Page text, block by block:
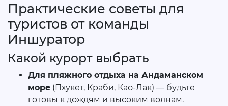
Практические советы для
туристов от команды
Иншуратор
Какой курорт выбрать
Для пляжного отдыха на Андаманском
море (Пхукет, Краби, Као-Лак) — будьте
готовы к дождям и высоким волнам.